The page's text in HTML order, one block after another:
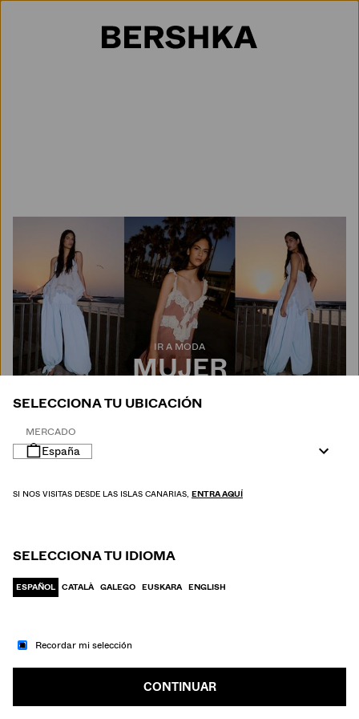
Selección de país
IR A MODA
MUJER
HOMBRE
SELECCIONA TU UBICACIÓN
MERCADO
España
SI NOS VISITAS DESDE LAS ISLAS CANARIAS, ENTRA AQUÍ
SELECCIONA TU IDIOMA
ESPAÑOL CATALÀ GALEGO EUSKARA ENGLISH
Recordar mi selección
CONTINUAR